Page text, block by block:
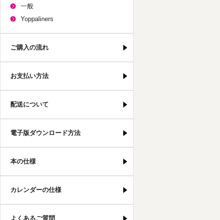
一般
Yoppaliners
ご購入の流れ
お支払い方法
配送について
電子版ダウンロード方法
本の仕様
カレンダーの仕様
よくあるご質問